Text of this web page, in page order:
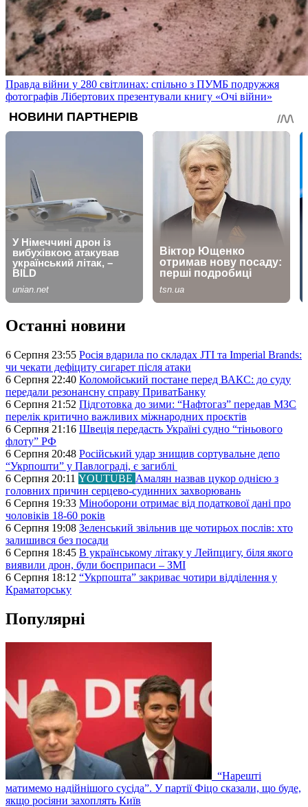
Правда війни у 280 світлинах: спільно з ПУМБ подружжя
фотографів Лібертових презентували книгу «Очі війни»
Останні новини
6 Серпня 23:55 Росія вдарила по складах JTI та Imperial Brands:
чи чекати дефіциту сигарет після атаки
6 Серпня 22:40 Коломойський постане перед ВАКС: до суду
передали резонансну справу ПриватБанку
6 Серпня 21:52 Підготовка до зими: “Нафтогаз” передав МЗС
перелік критично важливих міжнародних проєктів
6 Серпня 21:16 Швеція передасть Україні судно “тіньового
флоту” РФ
6 Серпня 20:48 Російський удар знищив сортувальне депо
“Укрпошти” у Павлограді, є загиблі
6 Серпня 20:11 YOUTUBE Амалян назвав цукор однією з
головних причин серцево-судинних захворювань
6 Серпня 19:33 Міноборони отримає від податкової дані про
чоловіків 18-60 років
6 Серпня 19:08 Зеленський звільнив ще чотирьох послів: хто
залишився без посади
6 Серпня 18:45 В українському літаку у Лейпцигу, біля якого
виявили дрон, були боєприпаси – ЗМІ
6 Серпня 18:12 “Укрпошта” закриває чотири відділення у
Краматорську
Популярні
“Нарешті
матимемо надійнішого сусіда”. У партії Фіцо сказали, що буде,
якщо росіяни захоплять Київ